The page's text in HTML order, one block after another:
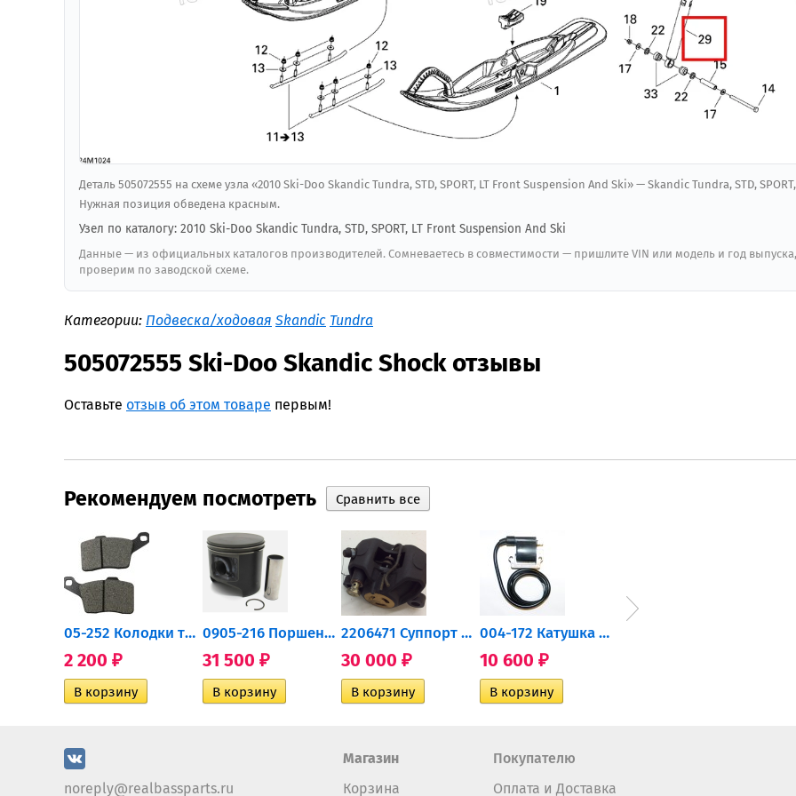
Деталь 505072555 на схеме узла «2010 Ski-Doo Skandic Tundra, STD, SPORT, LT Front Suspension And Ski» — Skandic Tundra, STD, SPORT,
Нужная позиция обведена красным.
Узел по каталогу: 2010 Ski-Doo Skandic Tundra, STD, SPORT, LT Front Suspension And Ski
Данные — из официальных каталогов производителей. Сомневаетесь в совместимости — пришлите VIN или модель и год выпуска,
проверим по заводской схеме.
Категории: Подвеска/ходовая Skandic Tundra
505072555 Ski-Doo Skandic Shock отзывы
Оставьте отзыв об этом товаре первым!
Рекомендуем посмотреть
05-252 Колодки тормозные...
2 200 ₽
0905-216 Поршень Arctic Cat...
31 500 ₽
2206471 Суппорт тормозной...
30 000 ₽
004-172 Катушка зажигания...
10 600 ₽
noreply@realbassparts.ru
Магазин
Корзина
Покупателю
Оплата и Доставка